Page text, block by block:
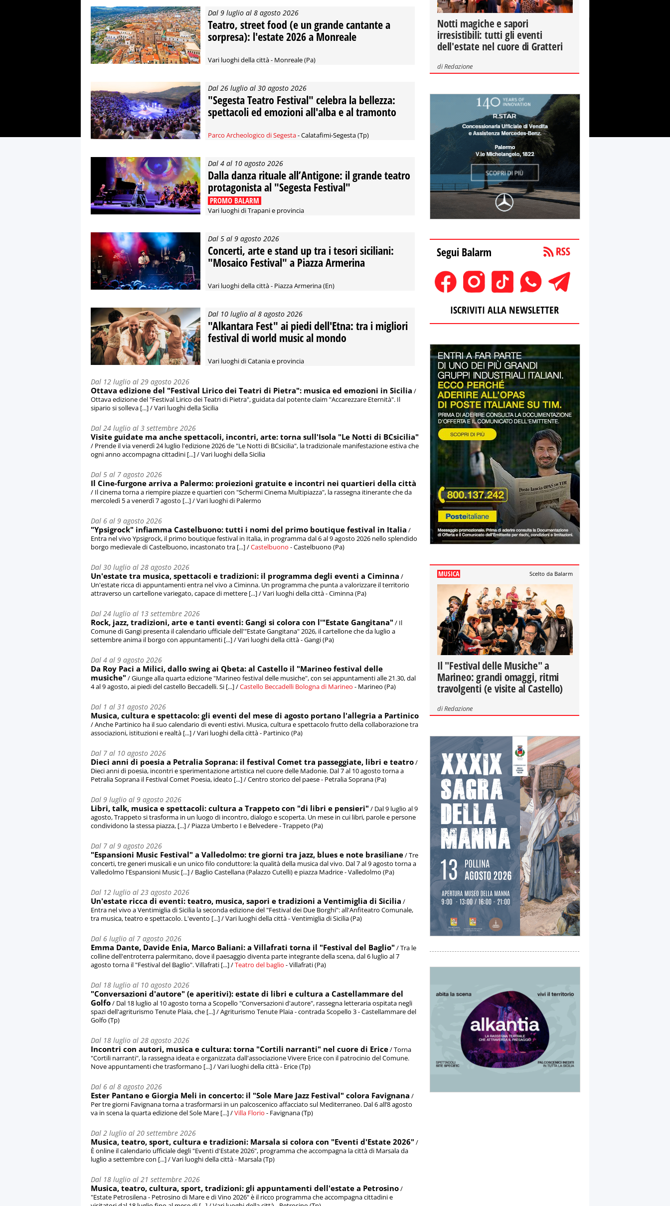
Dal 9 luglio al 8 agosto 2026
Teatro, street food (e un grande cantante a
sorpresa): l'estate 2026 a Monreale
Vari luoghi della città - Monreale (Pa)
Dal 26 luglio al 30 agosto 2026
"Segesta Teatro Festival" celebra la bellezza:
spettacoli ed emozioni all'alba e al tramonto
Parco Archeologico di Segesta- Calatafimi-Segesta (Tp)
Dal 4 al 10 agosto 2026
Dalla danza rituale all’Antigone: il grande teatro
protagonista al "Segesta Festival"
PROMO BALARM
Vari luoghi di Trapani e provincia
Dal 5 al 9 agosto 2026
Concerti, arte e stand up tra i tesori siciliani:
"Mosaico Festival" a Piazza Armerina
Vari luoghi della città - Piazza Armerina (En)
Dal 10 luglio al 8 agosto 2026
"Alkantara Fest" ai piedi dell'Etna: tra i migliori
festival di world music al mondo
Vari luoghi di Catania e provincia
Dal 12 luglio al 29 agosto 2026
Ottava edizione del "Festival Lirico dei Teatri di Pietra": musica ed emozioni in Sicilia /
Ottava edizione del "Festival Lirico dei Teatri di Pietra", guidata dal potente claim "Accarezzare Eternità". Il
sipario si solleva [...] / Vari luoghi della Sicilia
Dal 24 luglio al 3 settembre 2026
Visite guidate ma anche spettacoli, incontri, arte: torna sull'Isola "Le Notti di BCsicilia"
/ Prende il via venerdì 24 luglio l'edizione 2026 de "Le Notti di BCsicilia", la tradizionale manifestazione estiva che
ogni anno accompagna cittadini [...] / Vari luoghi della Sicilia
Dal 5 al 7 agosto 2026
Il Cine-furgone arriva a Palermo: proiezioni gratuite e incontri nei quartieri della città
/ Il cinema torna a riempire piazze e quartieri con "Schermi Cinema Multipiazza", la rassegna itinerante che da
mercoledì 5 a venerdì 7 agosto [...] / Vari luoghi di Palermo
Dal 6 al 9 agosto 2026
"Ypsigrock" infiamma Castelbuono: tutti i nomi del primo boutique festival in Italia /
Entra nel vivo Ypsigrock, il primo boutique festival in Italia, in programma dal 6 al 9 agosto 2026 nello splendido
borgo medievale di Castelbuono, incastonato tra [...] /Castelbuono - Castelbuono (Pa)
Dal 30 luglio al 28 agosto 2026
Un'estate tra musica, spettacoli e tradizioni: il programma degli eventi a Ciminna /
Un'estate ricca di appuntamenti entra nel vivo a Ciminna. Un programma che punta a valorizzare il territorio
attraverso un cartellone variegato, capace di mettere [...] / Vari luoghi della città - Ciminna (Pa)
Dal 24 luglio al 13 settembre 2026
Rock, jazz, tradizioni, arte e tanti eventi: Gangi si colora con l'"Estate Gangitana" / Il
Comune di Gangi presenta il calendario ufficiale dell'"Estate Gangitana" 2026, il cartellone che da luglio a
settembre anima il borgo con appuntamenti [...] / Vari luoghi della città - Gangi (Pa)
Dal 4 al 9 agosto 2026
Da Roy Paci a Milici, dallo swing ai Qbeta: al Castello il "Marineo festival delle
musiche" / Giunge alla quarta edizione "Marineo festival delle musiche", con sei appuntamenti alle 21.30, dal
4 al 9 agosto, ai piedi del castello Beccadelli. Si [...] /Castello Beccadelli Bologna di Marineo - Marineo (Pa)
Dal 1 al 31 agosto 2026
Musica, cultura e spettacolo: gli eventi del mese di agosto portano l'allegria a Partinico
/ Anche Partinico ha il suo calendario di eventi estivi. Musica, cultura e spettacolo frutto della collaborazione tra
associazioni, istituzioni e realtà [...] / Vari luoghi della città - Partinico (Pa)
Dal 7 al 10 agosto 2026
Dieci anni di poesia a Petralia Soprana: il festival Comet tra passeggiate, libri e teatro/
Dieci anni di poesia, incontri e sperimentazione artistica nel cuore delle Madonie. Dal 7 al 10 agosto torna a
Petralia Soprana il Festival Comet Poesia, ideato [...] / Centro storico del paese - Petralia Soprana (Pa)
Dal 9 luglio al 9 agosto 2026
Libri, talk, musica e spettacoli: cultura a Trappeto con "di libri e pensieri" / Dal 9 luglio al 9
agosto, Trappeto si trasforma in un luogo di incontro, dialogo e scoperta. Un mese in cui libri, parole e persone
condividono la stessa piazza, [...] / Piazza Umberto I e Belvedere - Trappeto (Pa)
Dal 7 al 9 agosto 2026
"Espansioni Music Festival" a Valledolmo: tre giorni tra jazz, blues e note brasiliane/ Tre
concerti, tre generi musicali e un unico filo conduttore: la qualità della musica dal vivo. Dal 7 al 9 agosto torna a
Valledolmo l'Espansioni Music [...] / Baglio Castellana (Palazzo Cutelli) e piazza Madrice - Valledolmo (Pa)
Dal 12 luglio al 23 agosto 2026
Un'estate ricca di eventi: teatro, musica, sapori e tradizioni a Ventimiglia di Sicilia /
Entra nel vivo a Ventimiglia di Sicilia la seconda edizione del "Festival dei Due Borghi": all'Anfiteatro Comunale,
tra musica, teatro e spettacolo. L'evento [...] / Vari luoghi della città - Ventimiglia di Sicilia (Pa)
Dal 6 luglio al 7 agosto 2026
Emma Dante, Davide Enia, Marco Baliani: a Villafrati torna il "Festival del Baglio" / Tra le
colline dell'entroterra palermitano, dove il paesaggio diventa parte integrante della scena, dal 6 luglio al 7
agosto torna il "Festival del Baglio". Villafrati [...] /Teatro del baglio - Villafrati (Pa)
Dal 18 luglio al 10 agosto 2026
"Conversazioni d'autore" (e aperitivi): estate di libri e cultura a Castellammare del
Golfo/ Dal 18 luglio al 10 agosto torna a Scopello "Conversazioni d'autore", rassegna letteraria ospitata negli
spazi dell'agriturismo Tenute Plaia, che [...] / Agriturismo Tenute Plaia - contrada Scopello 3 - Castellammare del
Golfo (Tp)
Dal 18 luglio al 28 agosto 2026
Incontri con autori, musica e cultura: torna "Cortili narranti" nel cuore di Erice/ Torna
"Cortili narranti", la rassegna ideata e organizzata dall'associazione Vivere Erice con il patrocinio del Comune.
Nove appuntamenti che trasformano [...] / Vari luoghi della città - Erice (Tp)
Dal 6 al 8 agosto 2026
Ester Pantano e Giorgia Meli in concerto: il "Sole Mare Jazz Festival" colora Favignana /
Per tre giorni Favignana torna a trasformarsi in un palcoscenico affacciato sul Mediterraneo. Dal 6 all’8 agosto
va in scena la quarta edizione del Sole Mare [...] /Villa Florio - Favignana (Tp)
Dal 2 luglio al 20 settembre 2026
Musica, teatro, sport, cultura e tradizioni: Marsala si colora con "Eventi d'Estate 2026" /
È online il calendario ufficiale degli "Eventi d'Estate 2026", programma che accompagna la città di Marsala da
luglio a settembre con [...] / Vari luoghi della città - Marsala (Tp)
Dal 18 luglio al 21 settembre 2026
Musica, teatro, cultura, sport, tradizioni: gli appuntamenti dell'estate a Petrosino/
"Estate Petrosilena - Petrosino di Mare e di Vino 2026" è il ricco programma che accompagna cittadini e
Notti magiche e sapori
irresistibili: tutti gli eventi
dell'estate nel cuore di Gratteri
diRedazione
Segui Balarm
ISCRIVITI ALLA NEWSLETTER
MUSICA Scelto da Balarm
Il "Festival delle Musiche" a
Marineo: grandi omaggi, ritmi
travolgenti (e visite al Castello)
diRedazione